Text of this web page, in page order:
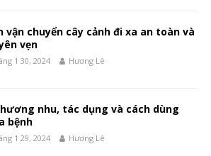
vận chuyển cây cảnh đi xa an toàn và
vẹn
1 30, 2024 Hương Lê
hương nhu, tác dụng và cách dùng
bệnh
1 29, 2024 Hương Lê